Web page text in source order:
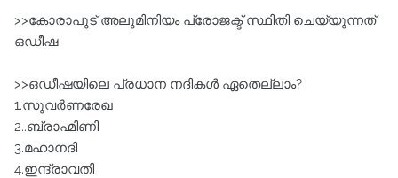
>>കോരാപുട് അലുമിനിയം പ്രോജക്ട്‌ സ്ഥിതി ചെയ്യുന്നത്‌
ഒഡീഷ
>>ഒഡീഷയിലെ പ്രധാന നദികൾ ഏതെല്ലാം?
1.സുവർണരേഖ
2..ബ്രാഹ്മിണി
3.മഹാനദി
4.ഇന്ദ്രാവതി